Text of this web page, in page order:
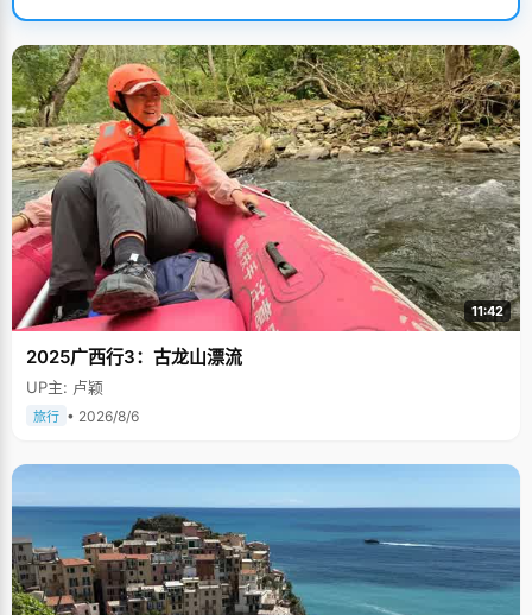
11:42
2025广西行3：古龙山漂流
UP主: 卢颖
旅行 • 2026/8/6